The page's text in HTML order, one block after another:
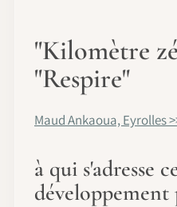
"Kilomètre
"Respire"
Maud Ankaoua, Eyrolles
à qui s'adresse
développement